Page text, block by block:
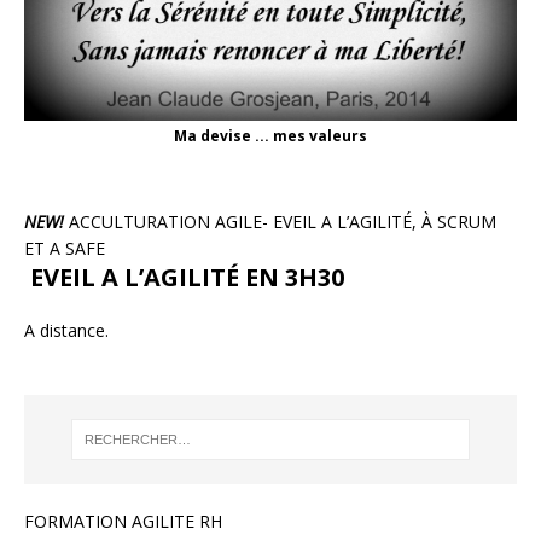
Ma devise ... mes valeurs
NEW!ACCULTURATION AGILE- EVEIL A L’AGILITÉ, À SCRUM
ET A SAFE
EVEIL A L’AGILITÉ EN 3H30
A distance.
FORMATION AGILITE RH